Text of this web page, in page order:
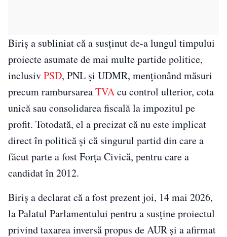
Biriș a subliniat că a susținut de-a lungul timpului
proiecte asumate de mai multe partide politice,
inclusivPSD, PNL și UDMR, menționând măsuri
precum rambursareaTVAcu control ulterior, cota
unică sau consolidarea fiscală la impozitul pe
profit. Totodată, el a precizat că nu este implicat
direct în politică și că singurul partid din care a
făcut parte a fost Forța Civică, pentru care a
candidat în 2012.
Biriș a declarat că a fost prezent joi, 14 mai 2026,
la Palatul Parlamentului pentru a susține proiectul
privind taxarea inversă propus de AUR și a afirmat